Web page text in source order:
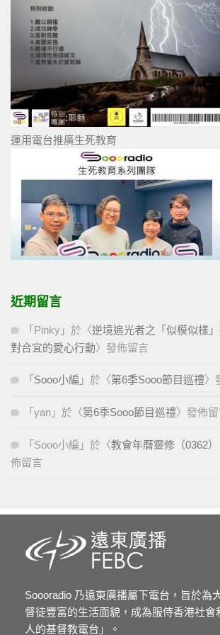
運用電台推廣生死教育
近期留言
「 Pinky 」於〈逆境追光者之「似模似樣
對合宜的愛心行動〉發佈留言
「 Sooo小編 」於〈第6季Sooo節目巡禮〉
「 yan 」於〈第6季Sooo節目巡禮〉發佈
「 Sooo小編 」於〈教會年曆靈修（0362
佈留言
Soooradio 乃遠東廣播屬下電台，旨於為
督徒豐富的生活面貌，成為服侍香港社會
人的基督教電台」。